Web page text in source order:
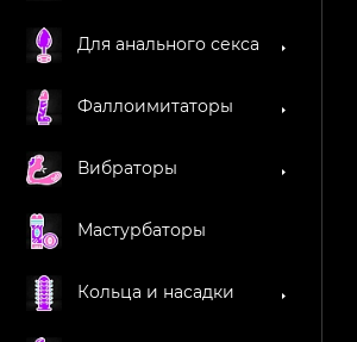
Для анального секса
Фаллоимитаторы
Вибраторы
Мастурбаторы
Кольца и насадки